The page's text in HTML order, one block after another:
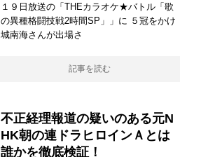
１９日放送の「THEカラオケ★バトル「歌
の異種格闘技戦2時間SP」」に ５冠をかけ
城南海さんが出場さ
記事を読む
不正経理報道の疑いのある元N
HK朝の連ドラヒロインＡとは
誰かを徹底検証！